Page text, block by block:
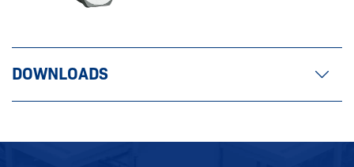
DOWNLOADS